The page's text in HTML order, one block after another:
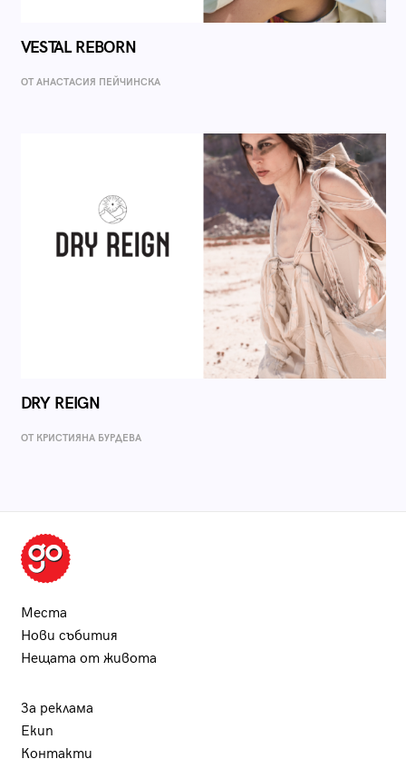
VESTAL REBORN
ОТ AНАСТАСИЯ ПЕЙЧИНСКА
DRY REIGN
ОТ КРИСТИЯНА БУРДЕВА
Места
Нови събития
Нещата от живота
За реклама
Екип
Контакти